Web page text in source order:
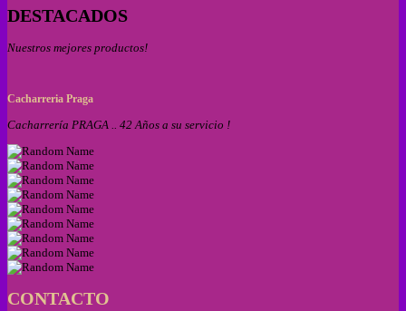
DESTACADOS
Nuestros mejores productos!
Cacharreria Praga
Cacharrería PRAGA .. 42 Años a su servicio !
CONTACTO